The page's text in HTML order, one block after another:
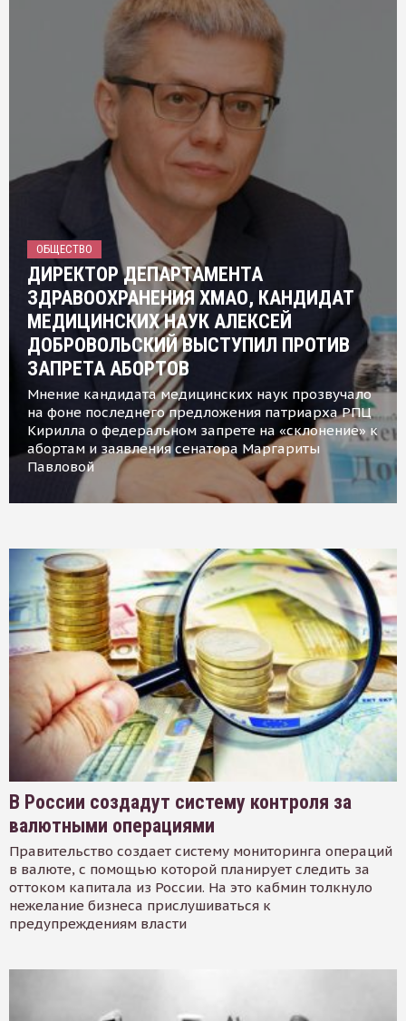
ОБЩЕСТВО
ДИРЕКТОР ДЕПАРТАМЕНТА
ЗДРАВООХРАНЕНИЯ ХМАО, КАНДИДАТ
МЕДИЦИНСКИХ НАУК АЛЕКСЕЙ
ДОБРОВОЛЬСКИЙ ВЫСТУПИЛ ПРОТИВ
ЗАПРЕТА АБОРТОВ
Мнение кандидата медицинских наук прозвучало
на фоне последнего предложения патриарха РПЦ
Кирилла о федеральном запрете на «склонение» к
абортам и заявления сенатора Маргариты
Павловой
В России создадут систему контроля за
валютными операциями
Правительство создает систему мониторинга операций
в валюте, с помощью которой планирует следить за
оттоком капитала из России. На это кабмин толкнуло
нежелание бизнеса прислушиваться к
предупреждениям власти